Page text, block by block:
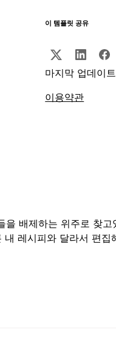
이 템플릿 공유
마지막 업데이
이용약관
을 배제하는 위주로 찾
레시피와 달라서 편